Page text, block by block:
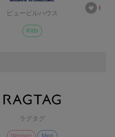
ピューピルハウス
Kids
ラグタグ